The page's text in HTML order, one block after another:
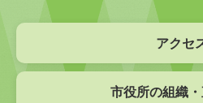
アクセ
市役所の組織